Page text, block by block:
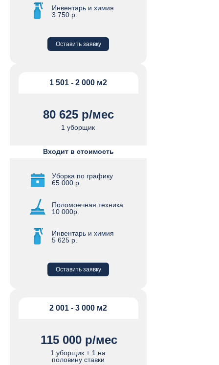
Инвентарь и химия
3 750 р.
Оставить заявку
1 501 - 2 000 м2
80 625 р/мес
Входит в стоимость
Уборка по графику
65 000 р.
Поломоечная техника
10 000р.
Инвентарь и химия
5 625 р.
Оставить заявку
1 уборщик
2 001 - 3 000 м2
115 000 р/мес
1 уборщик + 1 на
половину ставки